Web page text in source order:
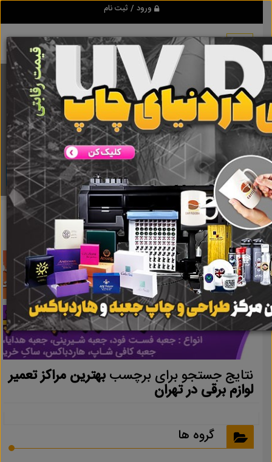
ورود / ثبت نام
برنامه اندروید تبلیغ شو
مرجع نیازمندیها و تبلیغات اینترنتی
دانلود
تبلیغ شو بهترین مراکز تعمیر لوازم برقی در تهران
نتایج جستجو برای
برچسببهترین مراکز تعمیر لوازم برقی در تهران
نتایج جستجو برای برچسببهترین مراکز تعمیر
لوازم برقی در تهران
گروه ها